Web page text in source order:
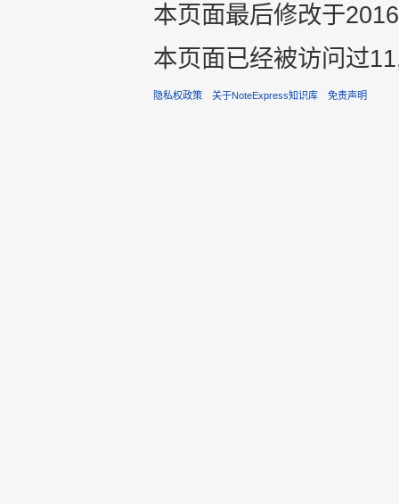
本页面最后修改于
本页面已经被访问过
隐私权政策 关于NoteExpress知识库 免责声明